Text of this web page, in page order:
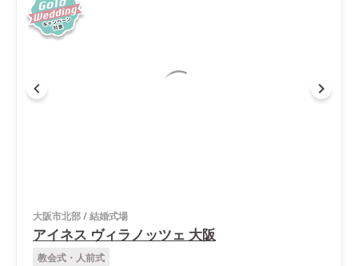
大阪市北部/結婚式場
アイネス ヴィラノッツェ 大阪
教会式・人前式